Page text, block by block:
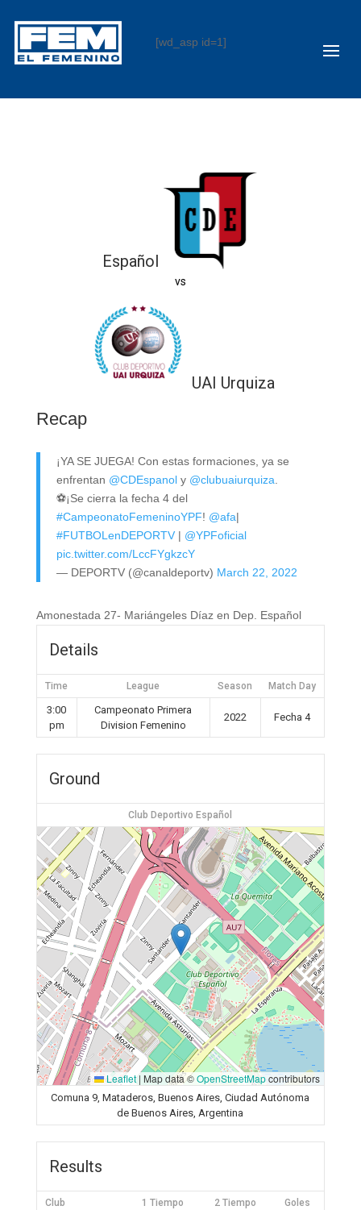
[wd_asp id=1]
Español
vs
UAI Urquiza
Recap
¡YA SE JUEGA! Con estas formaciones, ya se
enfrentan @CDEspanoly @clubuaiurquiza
⚽️¡Se cierra la fecha 4 del
#CampeonatoFemeninoYPF! @afa|
#FUTBOLenDEPORTV| @YPFoficial
pic.twitter.com/LccFYgkzcY
— DEPORTV (@canaldeportv) March 22, 2022
Amonestada 27- Mariángeles Díaz en Dep. Español
Details
Time League Season Match Day
3:00
pm
Campeonato Primera
Division Femenino
2022 Fecha 4
Ground
Club Deportivo Español
Leaflet| Map data ©OpenStreetMapcontributors
Comuna 9, Mataderos, Buenos Aires, Ciudad Autónoma
de Buenos Aires, Argentina
Results
Club 1 Tiempo 2 Tiempo Goles